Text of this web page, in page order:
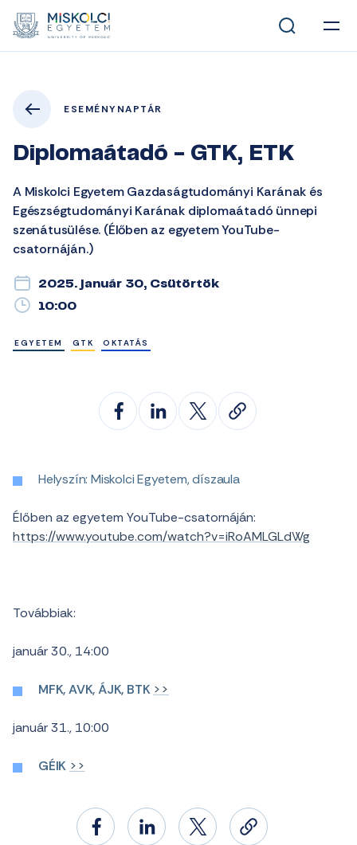
ESEMÉNYNAPTÁR
Diplomaátadó - GTK, ETK
A Miskolci Egyetem Gazdaságtudományi Karának és
Egészségtudományi Karának diplomaátadó ünnepi
szenátusülése. (Élőben az egyetem YouTube-
csatornáján.)
2025. január 30, Csütörtök
10:00
EGYETEM GTK OKTATÁS
Helyszín: Miskolci Egyetem, díszaula
Élőben az egyetem YouTube-csatornáján:
https://www.youtube.com/watch?v=iRoAMLGLdWg
Továbbiak:
január 30., 14:00
MFK, AVK, ÁJK, BTK >>
január 31., 10:00
GÉIK >>